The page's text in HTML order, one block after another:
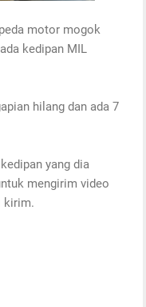
motor mogok
kedipan MIL
hilang dan ada 7
yang dia
mengirim video
kirim.